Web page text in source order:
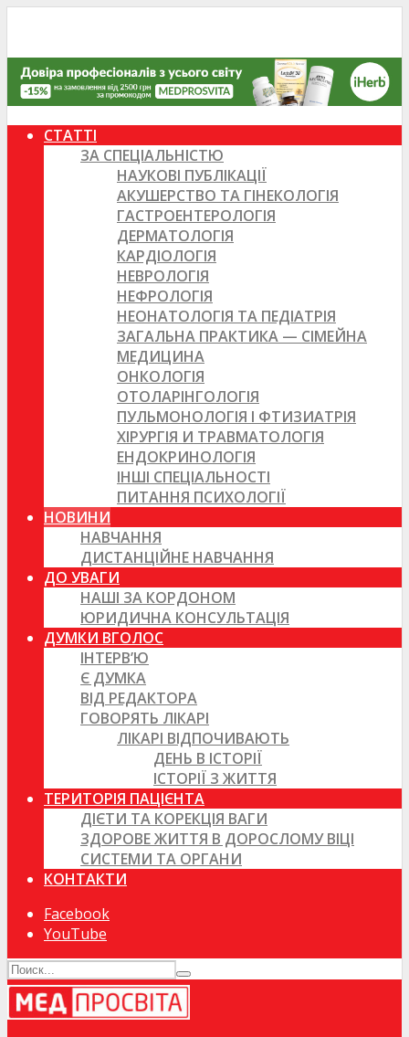
СТАТТІ
ЗА СПЕЦІАЛЬНІСТЮ
НАУКОВІ ПУБЛІКАЦІЇ
АКУШЕРСТВО ТА ГІНЕКОЛОГІЯ
ГАСТРОЕНТЕРОЛОГІЯ
ДЕРМАТОЛОГІЯ
КАРДІОЛОГІЯ
НЕВРОЛОГІЯ
НЕФРОЛОГІЯ
НЕОНАТОЛОГІЯ ТА ПЕДІАТРІЯ
ЗАГАЛЬНА ПРАКТИКА — СІМЕЙНА
МЕДИЦИНА
ОНКОЛОГІЯ
ОТОЛАРІНГОЛОГІЯ
ПУЛЬМОНОЛОГІЯ І ФТИЗИАТРІЯ
ХІРУРГІЯ И ТРАВМАТОЛОГІЯ
ЕНДОКРИНОЛОГІЯ
ІНШІ СПЕЦІАЛЬНОСТІ
ПИТАННЯ ПСИХОЛОГІЇ
НОВИНИ
НАВЧАННЯ
ДИСТАНЦІЙНЕ НАВЧАННЯ
ДО УВАГИ
НАШІ ЗА КОРДОНОМ
ЮРИДИЧНА КОНСУЛЬТАЦІЯ
ДУМКИ ВГОЛОС
ІНТЕРВ’Ю
Є ДУМКА
ВІД РЕДАКТОРА
ГОВОРЯТЬ ЛІКАРІ
ЛІКАРІ ВІДПОЧИВАЮТЬ
ДЕНЬ В ІСТОРІЇ
ІСТОРІЇ З ЖИТТЯ
ТЕРИТОРІЯ ПАЦІЄНТА
ДІЄТИ ТА КОРЕКЦІЯ ВАГИ
ЗДОРОВЕ ЖИТТЯ В ДОРОСЛОМУ ВІЦІ
СИСТЕМИ ТА ОРГАНИ
КОНТАКТИ
Facebook
YouTube